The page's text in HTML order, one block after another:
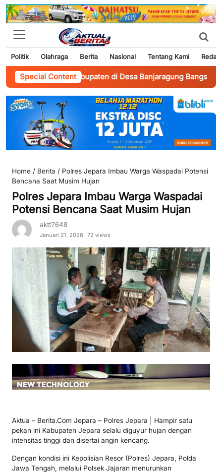
Politik Olahraga Berita Nasional Tentang Kami
Special Content
Jalan Kabupaten di Desa Banjaragung Bangsri Jepara-
Home / Berita / Polres Jepara Imbau Warga Waspadai Potensi
Bencana Saat Musim Hujan
Polres Jepara Imbau Warga Waspadai
Potensi Bencana Saat Musim Hujan
aktt7648
Januari 21, 2026 72 views
Aktua – Berita.Com Jepara – Polres Jepara | Hampir satu
pekan ini Kabupaten Jepara selalu diguyur hujan dengan
intensitas tinggi dan disertai angin kencang.
Dengan kondisi ini Kepolisian Resor (Polres) Jepara, Polda
Jawa Tengah, melalui Polsek Jajaran menurunkan